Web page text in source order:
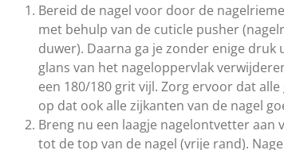
Bereid de nagel voor door de
met behulp van de cuticle pusher
duwer). Daarna ga je zonder enige druk
glans van het nageloppervlak
een 180/180 grit vijl. Zorg ervoor dat alle
op dat ook alle zijkanten van de nagel
Breng nu een laagje nagelontvetter aan
tot de top van de nagel (vrije rand).